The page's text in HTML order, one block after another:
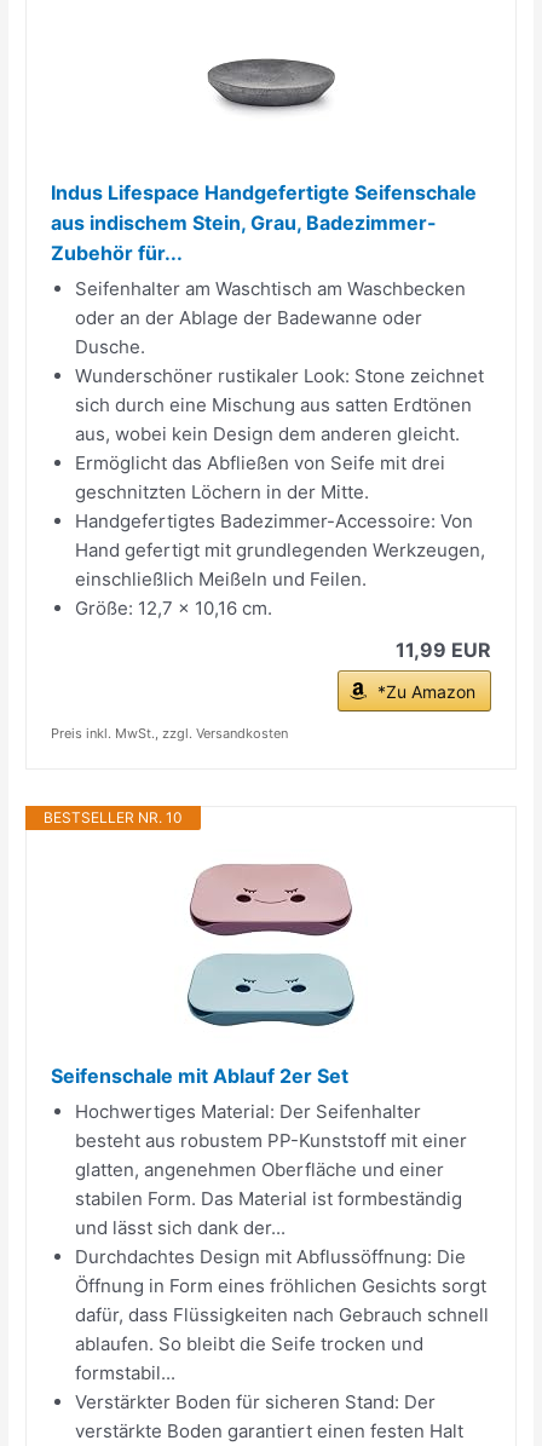
Indus Lifespace Handgefertigte Seifenschale
aus indischem Stein, Grau, Badezimmer-
Zubehör für...
Seifenhalter am Waschtisch am Waschbecken
oder an der Ablage der Badewanne oder
Dusche.
Wunderschöner rustikaler Look: Stone zeichnet
sich durch eine Mischung aus satten Erdtönen
aus, wobei kein Design dem anderen gleicht.
Ermöglicht das Abfließen von Seife mit drei
geschnitzten Löchern in der Mitte.
Handgefertigtes Badezimmer-Accessoire: Von
Hand gefertigt mit grundlegenden Werkzeugen,
einschließlich Meißeln und Feilen.
Größe: 12,7 x 10,16 cm.
11,99 EUR
*Zu Amazon
Preis inkl. MwSt., zzgl. Versandkosten
BESTSELLER NR. 10
Seifenschale mit Ablauf 2er Set
Hochwertiges Material: Der Seifenhalter
besteht aus robustem PP-Kunststoff mit einer
glatten, angenehmen Oberfläche und einer
stabilen Form. Das Material ist formbeständig
und lässt sich dank der...
Durchdachtes Design mit Abflussöffnung: Die
Öffnung in Form eines fröhlichen Gesichts sorgt
dafür, dass Flüssigkeiten nach Gebrauch schnell
ablaufen. So bleibt die Seife trocken und
formstabil...
Verstärkter Boden für sicheren Stand: Der
verstärkte Boden garantiert einen festen Halt